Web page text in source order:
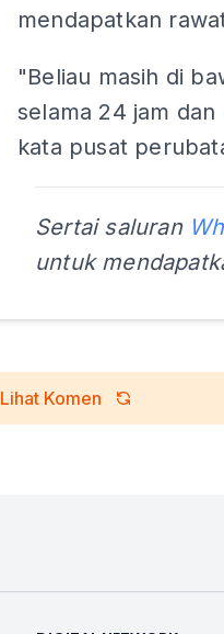
mendapatkan
"Beliau masih di
selama 24 jam
kata pusat
Sertai saluran
untuk
Lihat Komen